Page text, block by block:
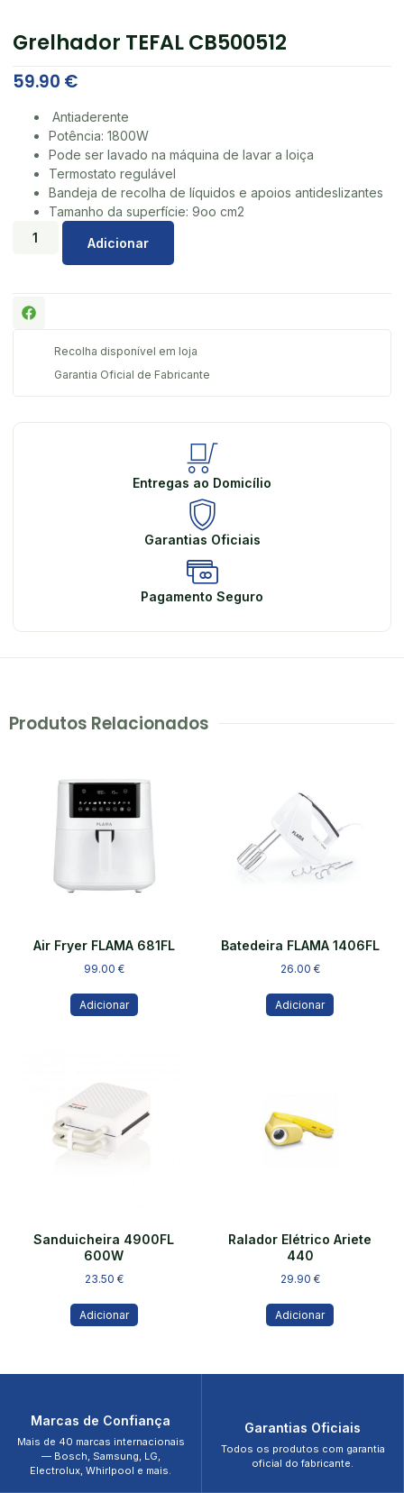
Grelhador TEFAL CB500512
59.90 €
Antiaderente
Potência: 1800W
Pode ser lavado na máquina de lavar a loiça
Termostato regulável
Bandeja de recolha de líquidos e apoios antideslizantes
Tamanho da superfície: 9oo cm2
Adicionar
Recolha disponível em loja
Garantia Oficial de Fabricante
Entregas ao Domicílio
Garantias Oficiais
Pagamento Seguro
Produtos Relacionados
Air Fryer FLAMA 681FL
99.00 €
Adicionar
Batedeira FLAMA 1406FL
26.00 €
Adicionar
Sanduicheira 4900FL
600W
23.50 €
Adicionar
Ralador Elétrico Ariete
440
29.90 €
Adicionar
Marcas de Confiança
Mais de 40 marcas internacionais
— Bosch, Samsung, LG,
Electrolux, Whirlpool e mais.
Garantias Oficiais
Todos os produtos com garantia
oficial do fabricante.